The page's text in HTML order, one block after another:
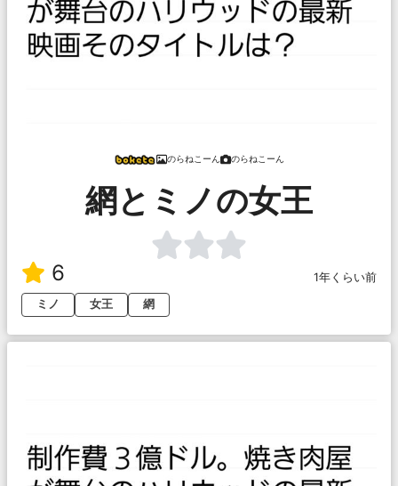
のらねこーん のらねこーん
網とミノの女王
6
1年くらい前
ミノ
女王 網